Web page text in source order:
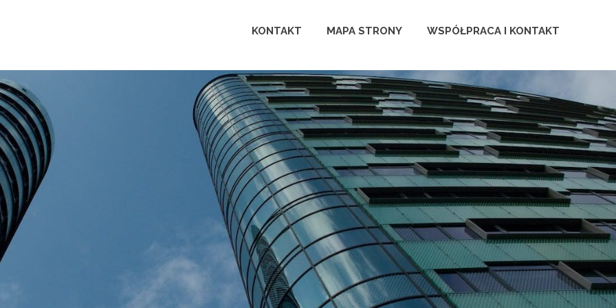
perfecta
KONTAKT MAPA STRONY WSPÓŁPRACA I KONTAKT